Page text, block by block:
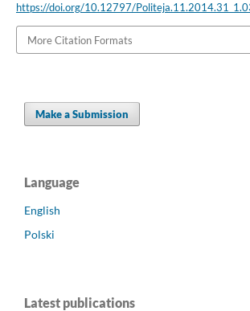
https://doi.org/10.12797/
More Citation Formats
Make a Submission
Language
English
Polski
Latest publications